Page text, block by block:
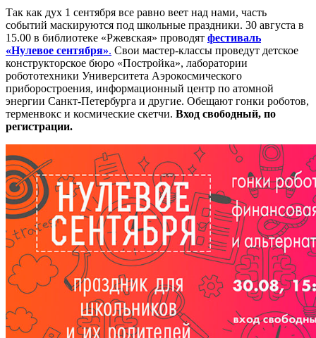
Так как дух 1 сентября все равно веет над нами, часть
событий маскируются под школьные праздники. 30 августа в
15.00 в библиотеке «Ржевская» проводят фестиваль
«Нулевое сентября». Свои мастер-классы проведут детское
конструкторское бюро «Постройка», лаборатории
робототехники Университета Аэрокосмического
приборостроения, информационный центр по атомной
энергии Санкт-Петербурга и другие. Обещают гонки роботов,
терменвокс и космические скетчи. Вход свободный, по
регистрации.